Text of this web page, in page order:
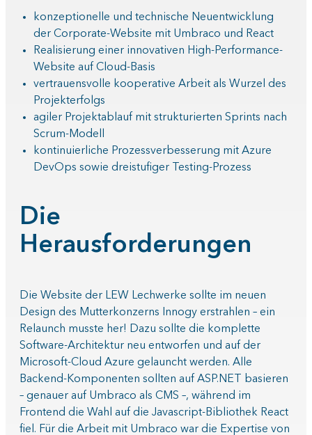
konzeptionelle und technische Neuentwicklung
der Corporate-Website mit Umbraco und React
Realisierung einer innovativen High-Performance-
Website auf Cloud-Basis
vertrauensvolle kooperative Arbeit als Wurzel des
Projekterfolgs
agiler Projektablauf mit strukturierten Sprints nach
Scrum-Modell
kontinuierliche Prozessverbesserung mit Azure
DevOps sowie dreistufiger Testing-Prozess
Die
Herausforderungen
Die Website der LEW Lechwerke sollte im neuen
Design des Mutterkonzerns Innogy erstrahlen – ein
Relaunch musste her! Dazu sollte die komplette
Software-Architektur neu entworfen und auf der
Microsoft-Cloud Azure gelauncht werden. Alle
Backend-Komponenten sollten auf ASP.NET basieren
– genauer auf Umbraco als CMS –, während im
Frontend die Wahl auf die Javascript-Bibliothek React
fiel. Für die Arbeit mit Umbraco war die Expertise von